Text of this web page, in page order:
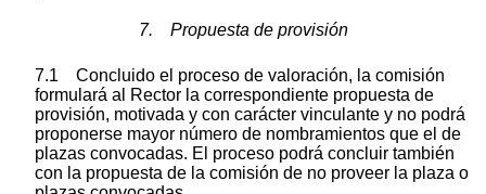
7. Propuesta de provisión
7.1 Concluido el proceso de valoración, la comisión
formulará al Rector la correspondiente propuesta de
provisión, motivada y con carácter vinculante y no podrá
proponerse mayor número de nombramientos que el de
plazas convocadas. El proceso podrá concluir también
con la propuesta de la comisión de no proveer la plaza o